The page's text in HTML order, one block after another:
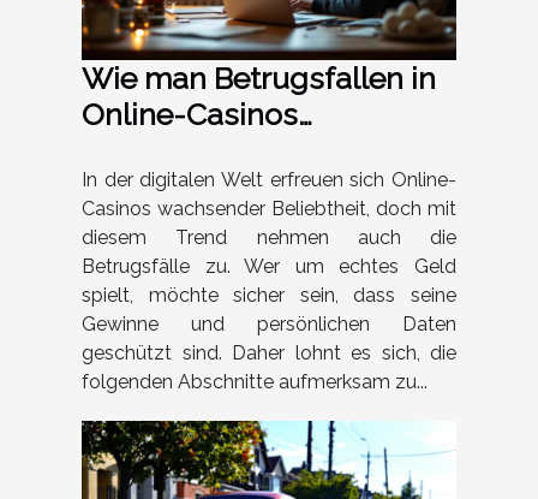
Wie man Betrugsfallen in
Online-Casinos
In der digitalen Welt erfreuen sich Online-
Casinos wachsender Beliebtheit, doch mit
diesem Trend nehmen auch die
Betrugsfälle zu. Wer um echtes Geld
spielt, möchte sicher sein, dass seine
Gewinne und persönlichen Daten
geschützt sind. Daher lohnt es sich, die
folgenden Abschnitte aufmerksam zu...